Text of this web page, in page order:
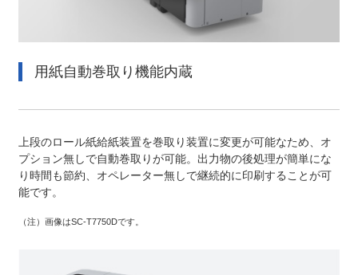
用紙自動巻取り機能内蔵
上段のロール紙給紙装置を巻取り装置に変更が可能なため、オ
プション無しで自動巻取りが可能。出力物の後処理が簡単にな
り時間も節約、オペレーター無しで継続的に印刷することが可
能です。
（注） 画像はSC-T7750Dです。